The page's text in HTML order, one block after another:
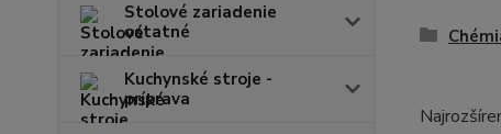
Stolové zariadenie
ostatné
Kuchynské stroje -
príprava